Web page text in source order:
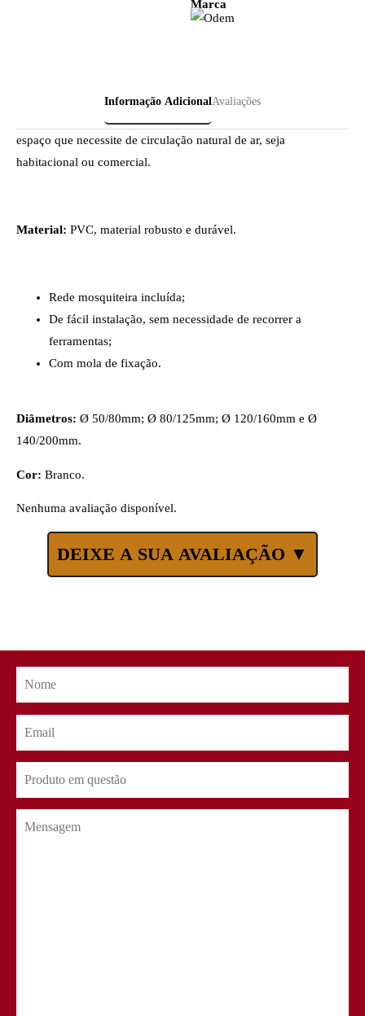
Marca
Informação AdicionalAvaliações
espaço que necessite de circulação natural de ar, seja
habitacional ou comercial.
Material: PVC, material robusto e durável.
Rede mosquiteira incluída;
De fácil instalação, sem necessidade de recorrer a
ferramentas;
Com mola de fixação.
Diâmetros: Ø 50/80mm; Ø 80/125mm; Ø 120/160mm e Ø
140/200mm.
Cor: Branco.
Nenhuma avaliação disponível.
DEIXE A SUA AVALIAÇÃO ▼